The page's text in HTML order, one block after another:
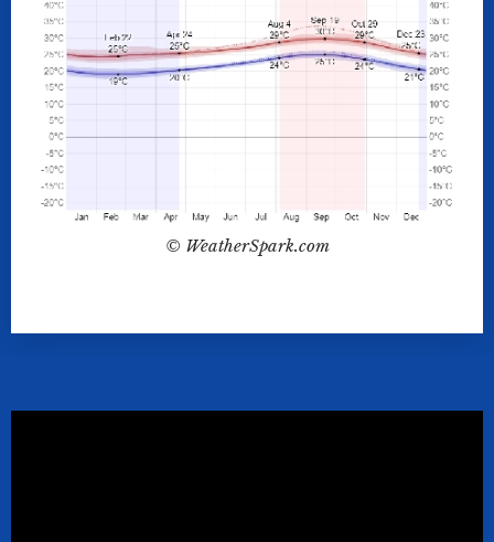
© WeatherSpark.com